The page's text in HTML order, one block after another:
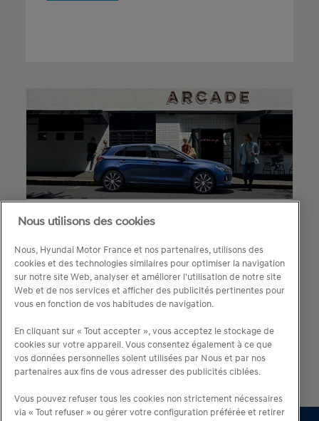
Hyundai i30 Nouvelle
génération : qualité de
conception et équipements
Nous utilisons des cookies
Nous, Hyundai Motor France et nos partenaires, utilisons des
cookies et des technologies similaires pour optimiser la navigation
sur notre site Web, analyser et améliorer l'utilisation de notre site
Web et de nos services et afficher des publicités pertinentes pour
vous en fonction de vos habitudes de navigation.
En cliquant sur « Tout accepter », vous acceptez le stockage de
cookies sur votre appareil. Vous consentez également à ce que
vos données personnelles soient utilisées par Nous et par nos
partenaires aux fins de vous adresser des publicités ciblées.
Vous pouvez refuser tous les cookies non strictement nécessaires
via « Tout refuser » ou gérer votre configuration préférée et retirer